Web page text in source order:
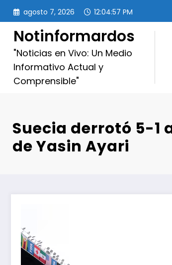
Saltar
contenido
agosto 7, 2026 12:04:59 PM
Notinformardos
"Noticias en Vivo: Un Medio
Informativo Actual y
Comprensible"
Suecia derrotó 5-1
de Yasin Ayari